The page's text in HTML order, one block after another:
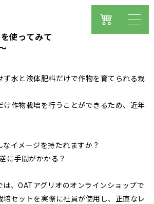
使ってみて
ず水と液体肥料だけで作物を育てられる栽
け作物栽培を行うことができるため、近年
イメージを持たれますか？
に手間がかかる？
、OATアグリオのオンラインショップで
セットを実際に社員が使用し、正直なレ